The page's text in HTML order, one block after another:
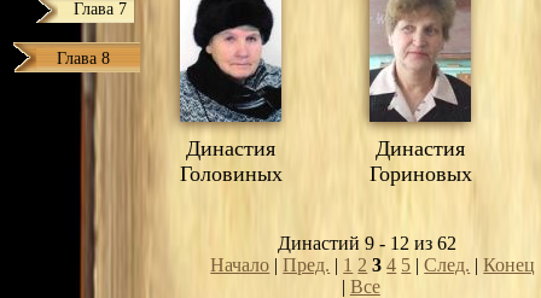
Глава 7
Глава 8
Династия
Головиных
Династия
Гориновых
Династий 9 - 12 из 62
Начало |Пред. | 1 2 3 4 5 |След. |Конец
| Все